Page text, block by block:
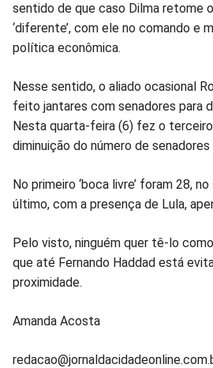
sentido de que caso Dilma retome
‘diferente’, com ele no comando e
política econômica.
Nesse sentido, o aliado ocasional
feito jantares com senadores para
Nesta quarta-feira (6) fez o
diminuição do número de
No primeiro ‘boca livre’ foram 28,
último, com a presença de Lula,
Pelo visto, ninguém quer tê-lo
que até Fernando Haddad está
proximidade.
Amanda Acosta